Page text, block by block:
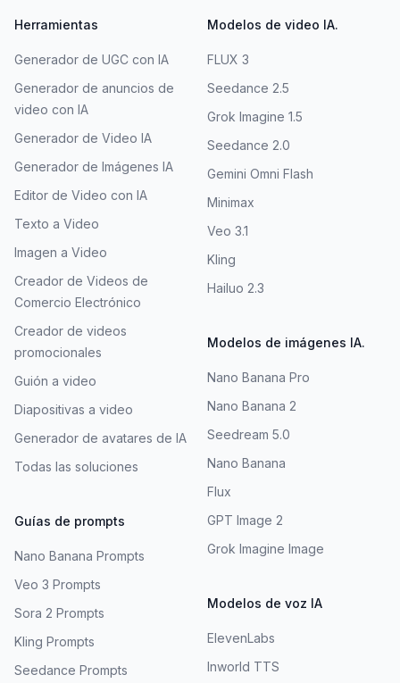
Herramientas
Generador de UGC con IA
Generador de anuncios de
video con IA
Generador de Video IA
Generador de Imágenes IA
Editor de Video con IA
Texto a Video
Imagen a Video
Creador de Videos de
Comercio Electrónico
Creador de videos
promocionales
Guión a video
Diapositivas a video
Generador de avatares de IA
Todas las soluciones
Guías de prompts
Nano Banana Prompts
Veo 3 Prompts
Sora 2 Prompts
Kling Prompts
Seedance Prompts
Modelos de video IA.
FLUX 3
Seedance 2.5
Grok Imagine 1.5
Seedance 2.0
Gemini Omni Flash
Minimax
Veo 3.1
Kling
Hailuo 2.3
Modelos de imágenes IA.
Nano Banana Pro
Nano Banana 2
Seedream 5.0
Nano Banana
Flux
GPT Image 2
Grok Imagine Image
Modelos de voz IA
ElevenLabs
Inworld TTS